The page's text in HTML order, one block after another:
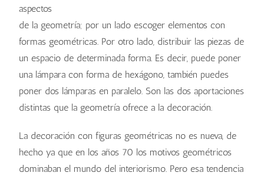
aspectos
de la geometría; por un lado escoger elementos con
formas geométricas. Por otro lado, distribuir las piezas de
un espacio de determinada forma. Es decir, puede poner
una lámpara con forma de hexágono, también puedes
poner dos lámparas en paralelo. Son las dos aportaciones
distintas que la geometría ofrece a la decoración.
La decoración con figuras geométricas no es nueva, de
hecho ya que en los años 70 los motivos geométricos
dominaban el mundo del interiorismo. Pero esa tendencia